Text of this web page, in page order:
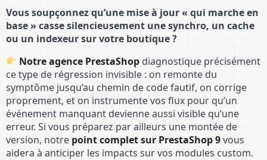
Vous soupçonnez qu’une mise à jour « qui marche en
base » casse silencieusement une synchro, un cache
ou un indexeur sur votre boutique ?
Notre agence PrestaShopdiagnostique précisément
ce type de régression invisible : on remonte du
symptôme jusqu’au chemin de code fautif, on corrige
proprement, et on instrumente vos flux pour qu’un
événement manquant devienne aussi visible qu’une
erreur. Si vous préparez par ailleurs une montée de
version, notre point complet sur PrestaShop 9vous
aidera à anticiper les impacts sur vos modules custom.